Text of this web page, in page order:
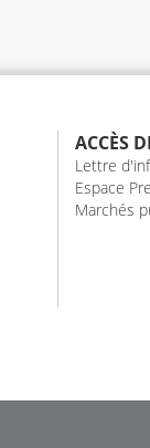
ACCÈS
Lettre
Espace
Marchés